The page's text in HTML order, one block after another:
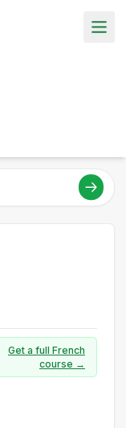
Get a full French
course →